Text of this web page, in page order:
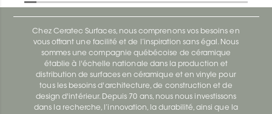
Chez Ceratec Surfaces, nous comprenons vos besoins en
vous offrant une facilité et de l’inspiration sans égal. Nous
sommes une compagnie québécoise de céramique
établie à l'échelle nationale dans la production et
distribution de surfaces en céramique et en vinyle pour
tous les besoins d'architecture, de construction et de
design d'intérieur. Depuis 70 ans, nous nous investissons
dans la recherche, l’innovation, la durabilité, ainsi que la